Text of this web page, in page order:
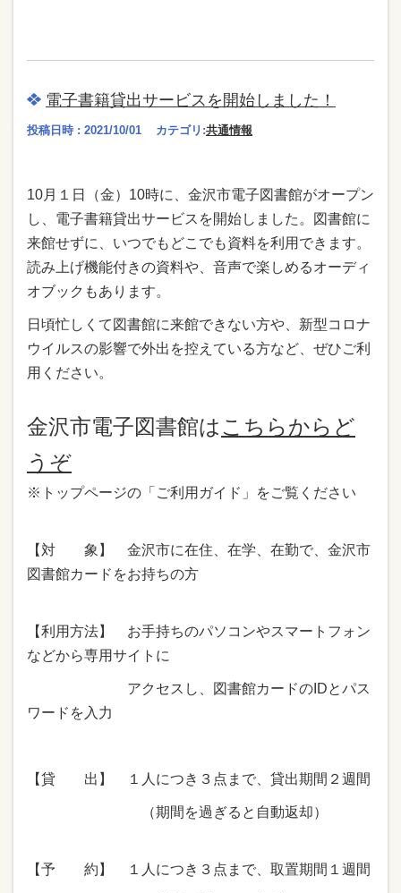
電子書籍貸出サービスを開始しました！
投稿日時 : 2021/10/01 カテゴリ:共通情報
10月１日（金）10時に、金沢市電子図書館がオープン
し、電子書籍貸出サービスを開始しました。図書館に
来館せずに、いつでもどこでも資料を利用できます。
読み上げ機能付きの資料や、音声で楽しめるオーディ
オブックもあります。
日頃忙しくて図書館に来館できない方や、新型コロナ
ウイルスの影響で外出を控えている方など、ぜひご利
用ください。
金沢市電子図書館は こちらからど
うぞ
※トップページの「ご利用ガイド」をご覧ください
【対 象】 金沢市に在住、在学、在勤で、金沢市
図書館カードをお持ちの方
【利用方法】 お手持ちのパソコンやスマートフォン
などから専用サイトに
アクセスし、図書館カードのIDとパス
ワードを入力
【貸 出】 １人につき３点まで、貸出期間２週間
（期間を過ぎると自動返却）
【予 約】 １人につき３点まで、取置期間１週間